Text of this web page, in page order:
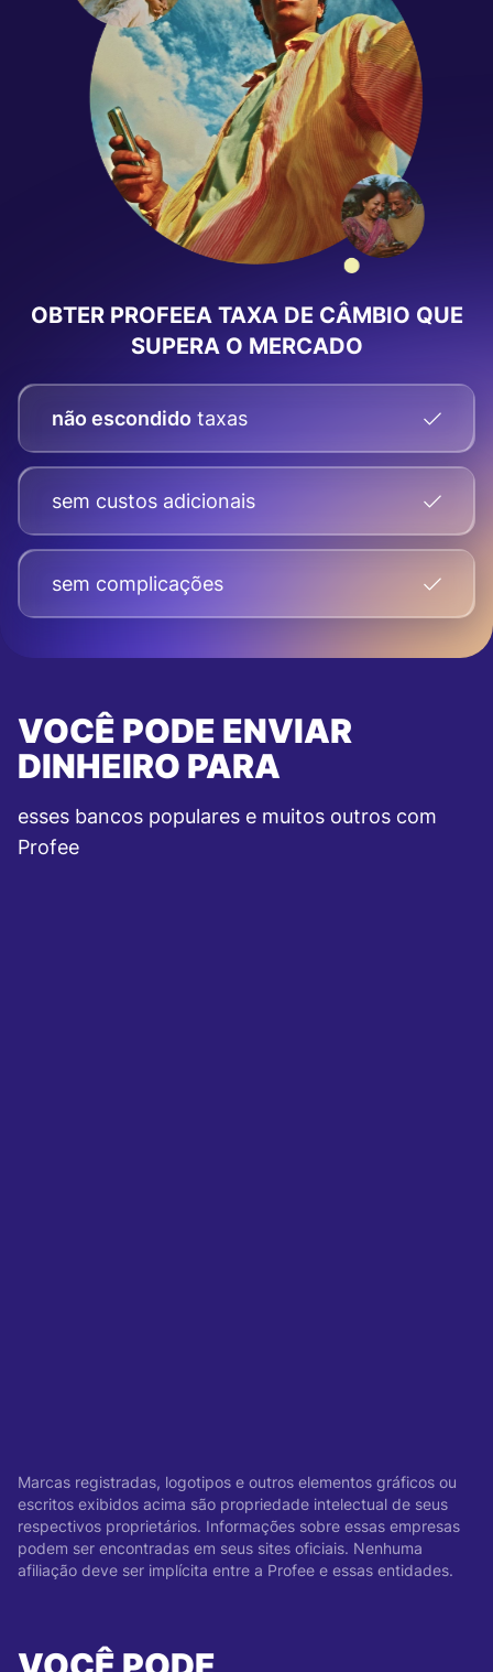
OBTER PROFEEA TAXA DE CÂMBIO QUE
SUPERA O MERCADO
não escondido taxas
sem custos adicionais
sem complicações
VOCÊ PODE ENVIAR
DINHEIRO PARA
esses bancos populares e muitos outros com
Profee
Marcas registradas, logotipos e outros elementos gráficos ou
escritos exibidos acima são propriedade intelectual de seus
respectivos proprietários. Informações sobre essas empresas
podem ser encontradas em seus sites oficiais. Nenhuma
afiliação deve ser implícita entre a Profee e essas entidades.